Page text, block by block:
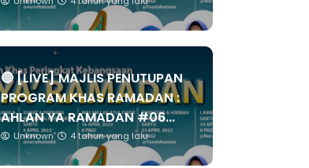
🔴 [LIVE] MAJLIS PENUTUPAN
PROGRAM KHAS RAMADAN :
AHLAN YA RAMADAN #06...
Unknown 4 tahun yang lalu